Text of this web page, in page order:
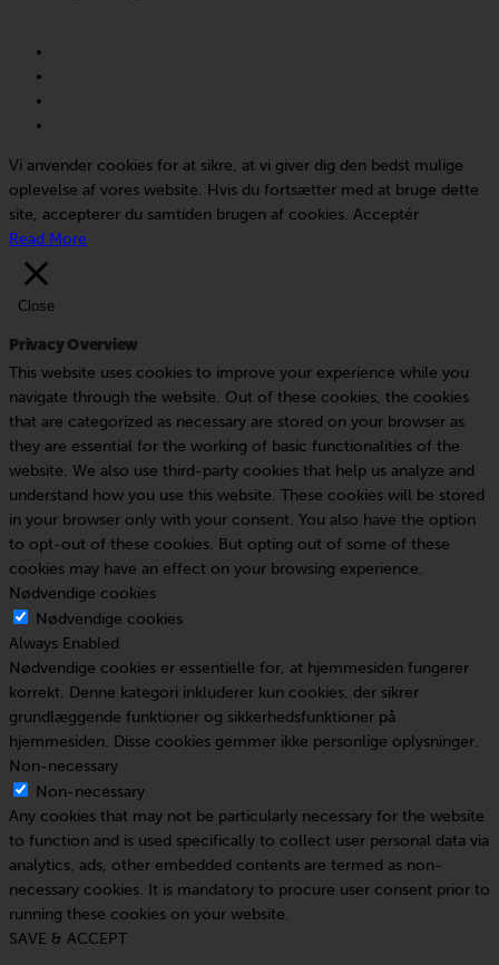
Vi anvender cookies for at sikre, at vi giver dig den bedst mulige
oplevelse af vores website. Hvis du fortsætter med at bruge dette
site, accepterer du samtiden brugen af cookies. Acceptér
Read More
Close
Privacy Overview
This website uses cookies to improve your experience while you
navigate through the website. Out of these cookies, the cookies
that are categorized as necessary are stored on your browser as
they are essential for the working of basic functionalities of the
website. We also use third-party cookies that help us analyze and
understand how you use this website. These cookies will be stored
in your browser only with your consent. You also have the option
to opt-out of these cookies. But opting out of some of these
cookies may have an effect on your browsing experience.
Nødvendige cookies
Nødvendige cookies
Always Enabled
Nødvendige cookies er essentielle for, at hjemmesiden fungerer
korrekt. Denne kategori inkluderer kun cookies, der sikrer
grundlæggende funktioner og sikkerhedsfunktioner på
hjemmesiden. Disse cookies gemmer ikke personlige oplysninger.
Non-necessary
Non-necessary
Any cookies that may not be particularly necessary for the website
to function and is used specifically to collect user personal data via
analytics, ads, other embedded contents are termed as non-
necessary cookies. It is mandatory to procure user consent prior to
running these cookies on your website.
SAVE & ACCEPT